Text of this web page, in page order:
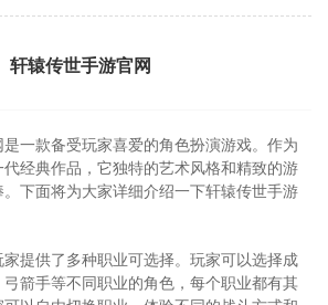
轩辕传世手游官网
一款备受玩家喜爱的角色扮演游戏。作为
经典作品，它独特的艺术风格和精致的游
下面将为大家详细介绍一下轩辕传世手游
提供了多种职业可选择。玩家可以选择成
箭手等不同职业的角色，每个职业都有其